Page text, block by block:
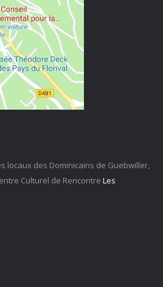
locaux des Dominicains de Guebwiller,
Culturel de Rencontre Les